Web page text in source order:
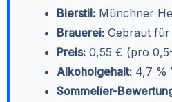
Bierstil: Münchner
Brauerei: Gebraut für
Preis: 0,55 € (pro
Alkoholgehalt: 4,7 %
Sommelier-